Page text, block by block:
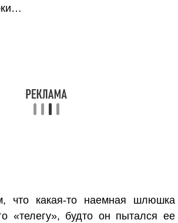
что какая-то наемная шлюшка
«телегу», будто он пытался ее